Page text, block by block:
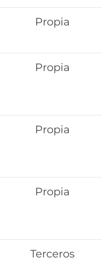
Propia
Propia
Propia
Propia
Terceros